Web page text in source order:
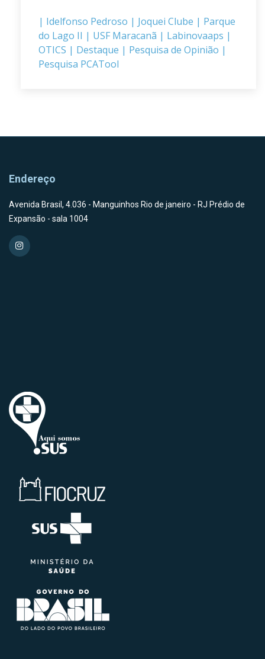
| Idelfonso Pedroso | Joquei Clube | Parque
do Lago II | USF Maracanã | Labinovaaps |
OTICS | Destaque | Pesquisa de Opinião |
Pesquisa PCATool
Endereço
Avenida Brasil, 4.036 - Manguinhos Rio de janeiro - RJ Prédio de
Expansão - sala 1004